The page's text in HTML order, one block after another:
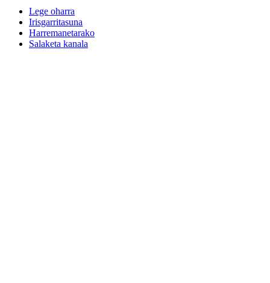
Lege oharra
Irisgarritasuna
Harremanetarako
Salaketa kanala